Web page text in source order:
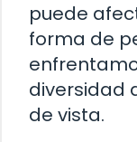
puede
forma de
diversidad
de vista.